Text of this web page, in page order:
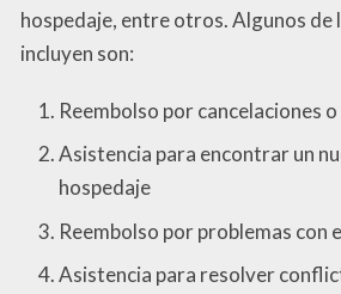
hospedaje, entre otros. Algunos de
incluyen son:
Reembolso por cancelaciones
Asistencia para encontrar un
hospedaje
Reembolso por problemas con
Asistencia para resolver